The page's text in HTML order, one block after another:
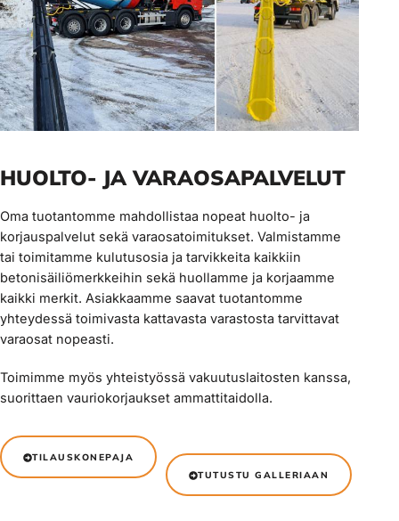
HUOLTO- JA VARAOSAPALVELUT
Oma tuotantomme mahdollistaa nopeat huolto- ja
korjauspalvelut sekä varaosatoimitukset. Valmistamme
tai toimitamme kulutusosia ja tarvikkeita kaikkiin
betonisäiliömerkkeihin sekä huollamme ja korjaamme
kaikki merkit. Asiakkaamme saavat tuotantomme
yhteydessä toimivasta kattavasta varastosta tarvittavat
varaosat nopeasti.
Toimimme myös yhteistyössä vakuutuslaitosten kanssa,
suorittaen vauriokorjaukset ammattitaidolla.
TILAUSKONEPAJA
TUTUSTU GALLERIAAN